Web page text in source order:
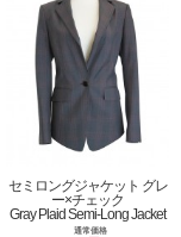
セミロングジャケット グレ
ー×チェック
Gray Plaid Semi-Long Jacket
通常価格